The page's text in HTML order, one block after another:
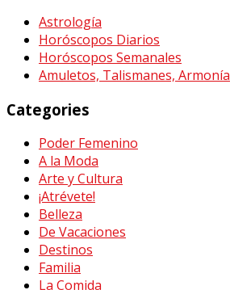
Astrología
Horóscopos Diarios
Horóscopos Semanales
Amuletos, Talismanes, Armonía
Categories
Poder Femenino
A la Moda
Arte y Cultura
¡Atrévete!
Belleza
De Vacaciones
Destinos
Familia
La Comida